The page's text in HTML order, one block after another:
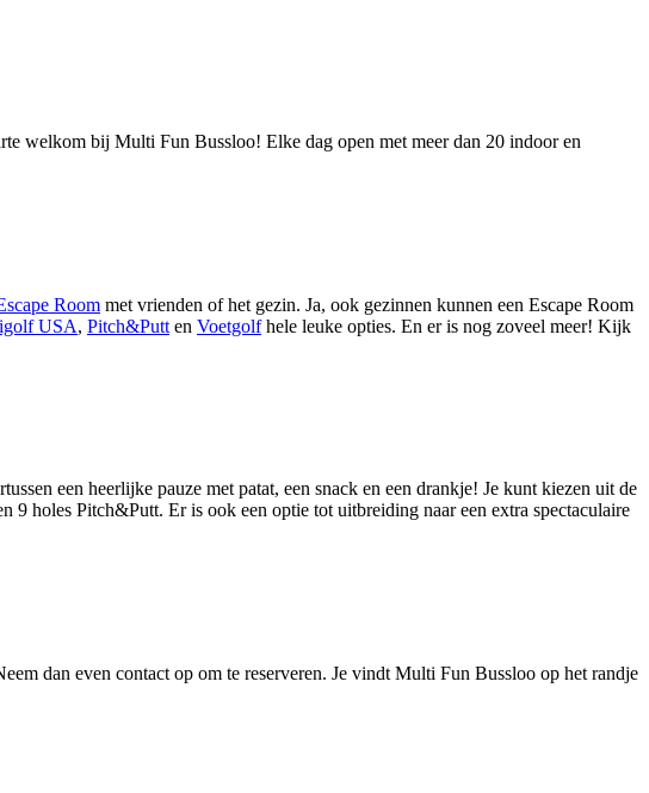
welkom bij Multi Fun Bussloo! Elke dag open met meer dan 20 indoor en
Room met vrienden of het gezin. Ja, ook gezinnen kunnen een Escape Room
USA, Pitch&Putt en Voetgolfhele leuke opties. En er is nog zoveel meer! Kijk
een heerlijke pauze met patat, een snack en een drankje! Je kunt kiezen uit de
holes Pitch&Putt. Er is ook een optie tot uitbreiding naar een extra spectaculaire
dan even contact op om te reserveren. Je vindt Multi Fun Bussloo op het randje